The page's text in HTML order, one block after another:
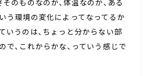
そのものなのか、体温なのか、ある
う環境の変化によってなってるか
いうのは、ちょっと分からない部
で、これからかな、っていう感じで